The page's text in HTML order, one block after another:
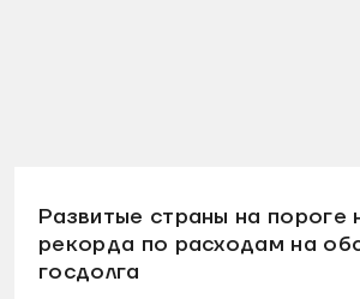
Развитые страны на пороге
рекорда по расходам на
госдолга